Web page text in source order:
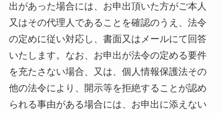
出があった場合には、お申出頂いた方がご本人
又はその代理人であることを確認のうえ、法令
の定めに従い対応し、書面又はメールにて回答
いたします。なお、お申出が法令の定める要件
を充たさない場合、又は、個人情報保護法その
他の法令により、開示等を拒絶することが認め
られる事由がある場合には、お申出に添えない